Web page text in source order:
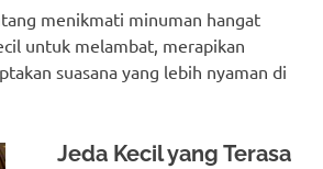
menikmati minuman hangat
untuk melambat, merapikan
suasana yang lebih nyaman di
Jeda Kecil yang Terasa